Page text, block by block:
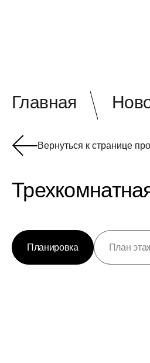
Главная
Вернуться к странице
Планировка План